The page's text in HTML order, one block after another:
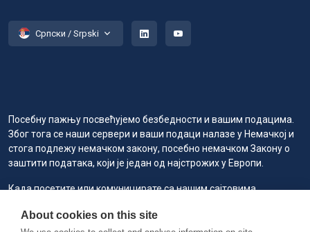
Српски / Srpski
Посебну пажњу посвећујемо безбедности и вашим подацима.
Због тога се наши сервери и ваши подаци налазе у Немачкој и
стога подлежу немачком закону, посебно немачком Закону о
заштити података, који је један од најстрожих у Европи.
Када посетите или комуницирате са нашим сајтовима,
услуга можемо користити колачиће за чување информација
About cookies on this site